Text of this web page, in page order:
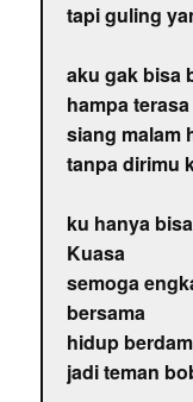
tapi guling
aku gak bisa
hampa
siang malam
tanpa dirimu
ku hanya
Kuasa
semoga
bersama
hidup
jadi teman